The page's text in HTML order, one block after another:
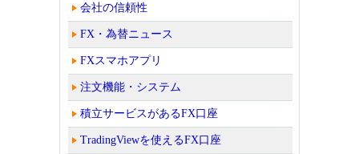
会社の信頼性
FX・為替ニュース
FXスマホアプリ
注文機能・システム
積立サービスがあるFX口座
TradingViewを使えるFX口座